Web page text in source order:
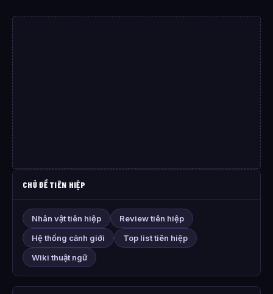
CHỦ ĐỀ TIÊN HIỆP
Nhân vật tiên hiệp
Review tiên hiệp
Hệ thống cảnh giới
Top list tiên hiệp
Wiki thuật ngữ